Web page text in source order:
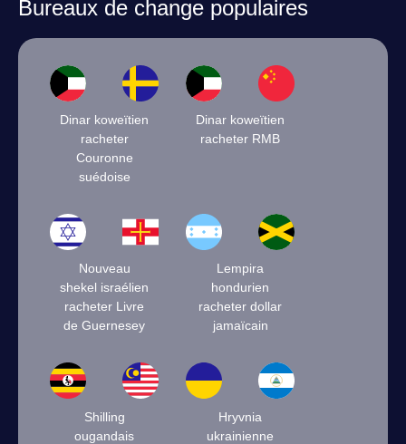
Bureaux de change populaires
Dinar koweïtien
racheter
Couronne
suédoise
Dinar koweïtien
racheter RMB
Nouveau
shekel israélien
racheter Livre
de Guernesey
Lempira
hondurien
racheter dollar
jamaïcain
Shilling
ougandais
Hryvnia
ukrainienne